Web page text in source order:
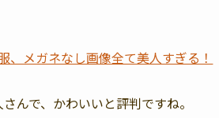
、メガネなし画像全て美人すぎる！
んで、かわいいと評判ですね。